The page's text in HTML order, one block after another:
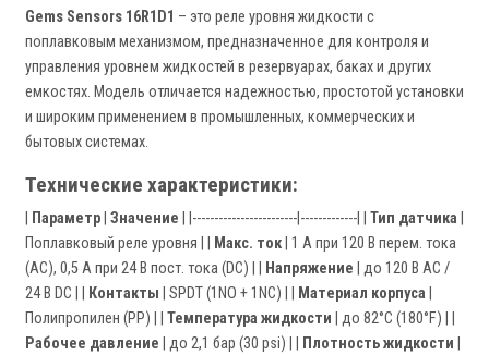
Gems Sensors 16R1D1 – это реле уровня жидкости с
поплавковым механизмом, предназначенное для контроля и
управления уровнем жидкостей в резервуарах, баках и других
емкостях. Модель отличается надежностью, простотой установки
и широким применением в промышленных, коммерческих и
бытовых системах.
Технические характеристики:
Параметр Значение | |------------------------|-------------| | Тип датчика
Поплавковый реле уровня | |
Макс. ток | 1 А при 120 В перем. тока
(AC), 0,5 А при 24 В пост. тока (DC) | |
Напряжение | до 120 В AC /
24 В DC | |
Контакты | SPDT (1NO + 1NC) | | Материал корпуса
Полипропилен (PP) | | Температура жидкости | до 82°C (180°F) | |
Рабочее давление | до 2,1 бар (30 psi) | | Плотность жидкости